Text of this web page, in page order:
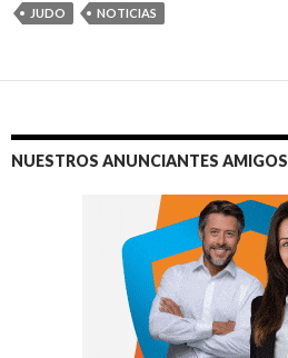
JUDO
NOTICIAS
NUESTROS ANUNCIANTES AMIGOS